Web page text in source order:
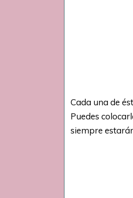
Cada una de
Puedes
siempre